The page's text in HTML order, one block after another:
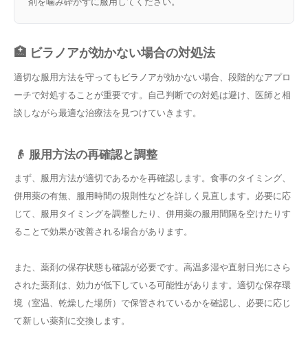
🏥 ビラノアが効かない場合の対処法
適切な服用方法を守ってもビラノアが効かない場合、段階的なアプロ
ーチで対処することが重要です。自己判断での対処は避け、医師と相
談しながら最適な治療法を見つけていきます。
👴 服用方法の再確認と調整
まず、服用方法が適切であるかを再確認します。食事のタイミング、
併用薬の有無、服用時間の規則性などを詳しく見直します。必要に応
じて、服用タイミングを調整したり、併用薬の服用間隔を空けたりす
ることで効果が改善される場合があります。
また、薬剤の保存状態も確認が必要です。高温多湿や直射日光にさら
された薬剤は、効力が低下している可能性があります。適切な保存環
境（室温、乾燥した場所）で保管されているかを確認し、必要に応じ
て新しい薬剤に交換します。